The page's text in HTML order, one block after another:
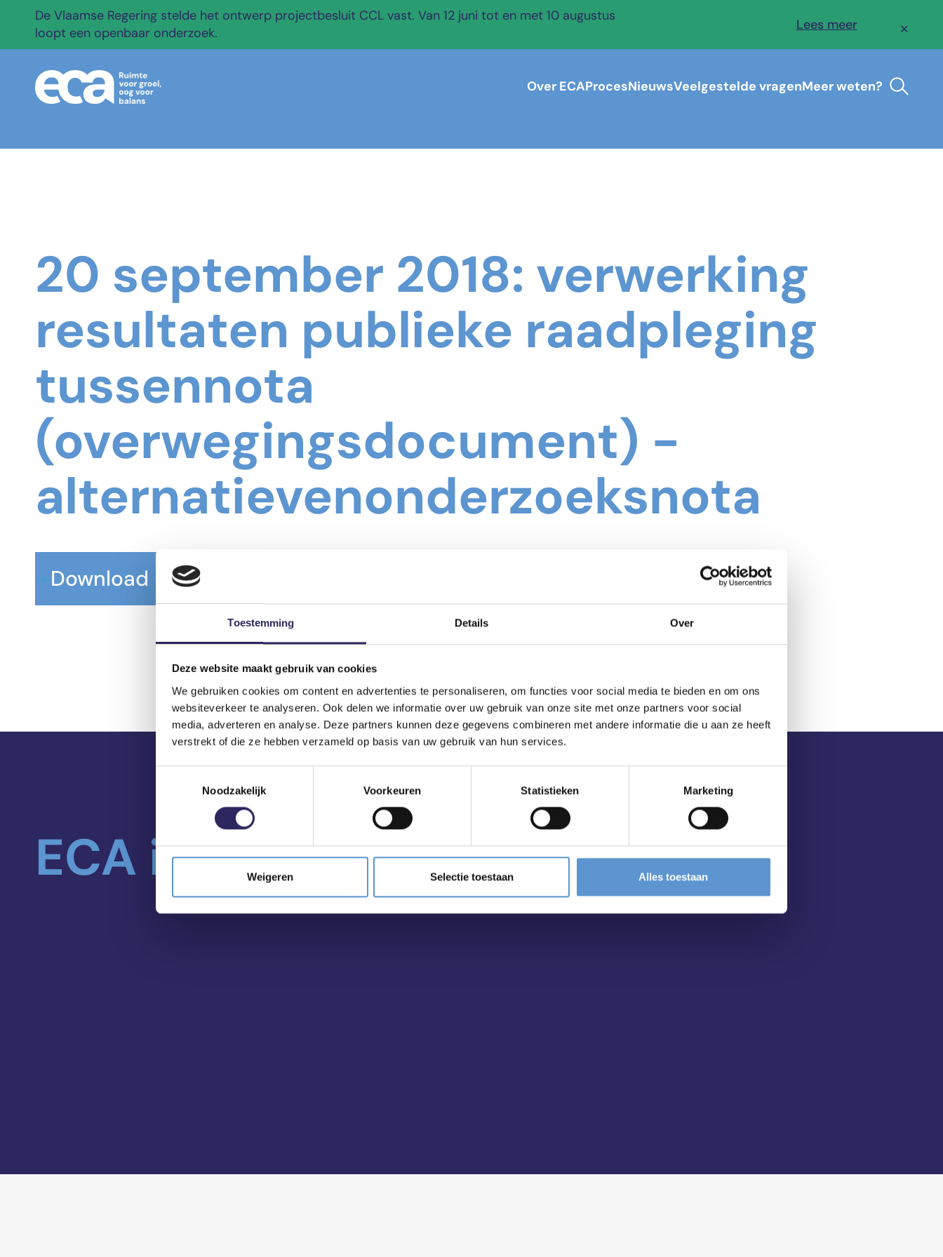
Toestemming Details Over
Deze website maakt gebruik van cookies
We gebruiken cookies om content en advertenties te personaliseren, om functies voor social media te bieden en om ons
websiteverkeer te analyseren. Ook delen we informatie over uw gebruik van onze site met onze partners voor social
media, adverteren en analyse. Deze partners kunnen deze gegevens combineren met andere informatie die u aan ze heeft
verstrekt of die ze hebben verzameld op basis van uw gebruik van hun services.
Noodzakelijk
Voorkeuren Statistieken Marketing
Weigeren Selectie toestaan Alles toestaan
De Vlaamse Regering stelde het ontwerp projectbesluit CCL vast. Van 12 juni tot en met 10 augustus
loopt een openbaar onderzoek.
Lees meer ✕
Over ECAProcesNieuwsVeelgestelde vragenMeer weten?
20 september 2018: verwerking
resultaten publieke raadpleging
tussennota
(overwegingsdocument) -
alternatievenonderzoeksnota
Download
ECA in je mailbox?